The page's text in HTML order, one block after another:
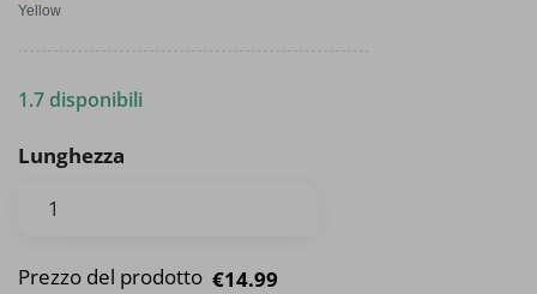
Yellow
1.7 disponibili
Lunghezza
Prezzo del prodotto €14.99